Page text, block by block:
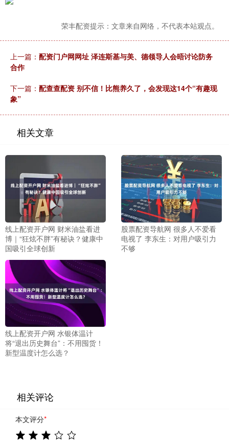
荣丰配资提示：文章来自网络，不代表本站观点。
上一篇： 配资门户网网址 泽连斯基与美、德领导人会晤讨论防务
合作
下一篇： 配查查配资 别不信！比熊养久了，会发现这14个“有趣现
象”
相关文章
线上配资开户网 财米油盐看进
博｜“狂炫不胖”有秘诀？健康中
国吸引全球创新
股票配资导航网 很多人不爱看
电视了 李东生：对用户吸引力
不够
线上配资开户网 水银体温计
将“退出历史舞台”：不用囤货！
新型温度计怎么选？
相关评论
本文评分*